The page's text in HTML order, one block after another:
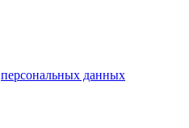
персональных данных